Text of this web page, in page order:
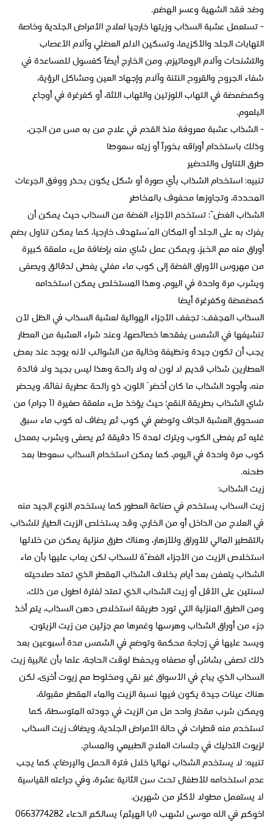
وضد فقد الشهية وعسر الهضم.
- تستعمل عشبة السذاب وزيتها خارجيا لعلاج الأمراض الجلدية وخاصة
التهابات الجلد والأكزيما، وتسكين الالم العضلي وآلام الأعصاب
والتشنحات وآلام الروماتيزم، ومن الخارج أيضاً كغسول للمساعدة في
شفاء الجروح والقروح النتنة وآلام وإجهاد العين ومشاكل الرؤية،
وكمضمضة في التهاب اللوزتين والتهاب اللثة، أو كغرغرة في أوجاع
البلعوم.
- الشذاب عشبة معروفة منذ القدم في علاج من به مس من الجن،
وذلك باستخدام أوراقه بخوراً أو زيته سعوطا
طرق التناول والتحضير
تنبيه: استخدام الشذاب بأي صورة أو شكل يكون بحذر ووفق الجرعات
المحددة، وتجاوزها محفوف بالمخاطر
الشذاب الغضّ: تستخدم الأجزاء الغضة من السذاب حيث يمكن أن
يفرك به على الجلد أو المكان المُستهدف خارجيا، كما يمكن تناول بضع
أوراق منه مع الخبز، ويمكن عمل شاي منه بإضافة ملء ملعقة كبيرة
من مهروس الأوراق الغضة إلى كوب ماء مغلي يغطى لدقائق ويصفى
ويشرب مرة واحدة في اليوم، وهذا المستخلص يمكن استخدامه
كمضمضة وكغرغرة أيضا
السذاب المجفف: تجفف الأجزاء الهوائية لعشبة السذاب في الظل لأن
تنشيفها في الشمس يفقدها خصائصها، وعند شراء العشبة من العطار
يجب أن تكون جيدة ونظيفة وخالية من الشوائب لأنه يوجد عند بعض
العطارين شذاب قديم لا لون له ولا رائحة وهذا ليس بجيد ولا فائدة
منه، وأجود الشذاب ما كان أخضرَ اللون، ذو رائحة عطرية نفاثة، ويحضر
شاي الشذاب بطريقة النقع؛ حيث يؤخذ ملء ملعقة صغيرة (1 جرام) من
مسحوق العشبة الجاف وتوضع في كوب ثم يضاف له كوب ماء سبق
غليه ثم يغطى الكوب ويترك لمدة 15 دقيقة ثم يصفى ويشرب بمعدل
كوب مرة واحدة في اليوم، كما يمكن استخدام السذاب سعوطا بعد
طحنه.
زيت الشذاب:
زيت السذاب يستخدم في صناعة العطور كما يستخدم النوع الجيد منه
في العلاج من الداخل أو من الخارج، وقد يستخلص الزيت الطيار للشذاب
بالتقطير المائي للأوراق وللأزهار، وهناك طرق منزلية يمكن من خلالها
استخلاص الزيت من الأجزاء الغضّة للسذاب لكن يعاب عليها بأن ماء
الشذاب يتعفن بعد أيام بخلاف الشذاب المقطر الذي تمتد صلاحيته
لسنتين على الأقل أو زيت الشذاب الذي تمتد لفترة اطول من ذلك،
ومن الطرق المنزلية التي تورد طريقة استخلاص دهن السذاب، يتم أخذ
جزء من أوراق الشذاب وهرسها وغمرها مع جزئين من زيت الزيتون،
ويسد عليها في زجاجة محكمة وتوضع في الشمس مدة أسبوعين بعد
ذلك تصفى بشاش أو مصفاه ويحفظ لوقت الحاجة، علما بأن غالبية زيت
السذاب الذي يباع في الأسواق غير نقي ومخلوط مع زيوت أخرى، لكن
هناك عينات جيدة يكون فيها نسبة الزيت والماء المقطر مقبولة،
ويمكن شرب مقدار واحد مل من الزيت في جودته المتوسطة، كما
تستخدم منه قطرات في حالة الأمراض الجلدية، ويضاف زيت السذاب
لزيوت التدليك في جلسات العلاج الطبيعي والمساج.
تنبيه: لا يستخدم الشذاب نهائيا خلال فترة الحمل والإرضاع، كما يجب
عدم استخدامه للأطفال تحت سن الثانية عشرة، وفي جراعته القياسية
لا يستعمل مطولا لأكثر من شهرين.
اخوكم في الله موسى لشهب (ابا الهيثم) يسالكم الدعاء 0663774282